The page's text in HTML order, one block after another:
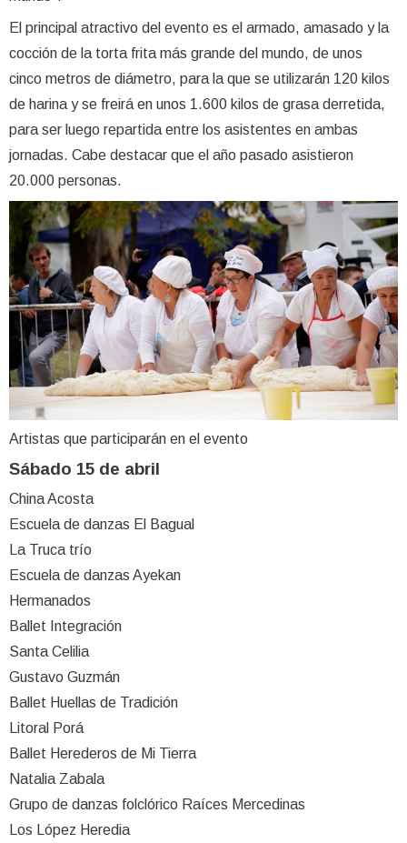
El principal atractivo del evento es el armado, amasado y la
cocción de la torta frita más grande del mundo, de unos
cinco metros de diámetro, para la que se utilizarán 120 kilos
de harina y se freirá en unos 1.600 kilos de grasa derretida,
para ser luego repartida entre los asistentes en ambas
jornadas. Cabe destacar que el año pasado asistieron
20.000 personas.
Artistas que participarán en el evento
Sábado 15 de abril
China Acosta
Escuela de danzas El Bagual
La Truca trío
Escuela de danzas Ayekan
Hermanados
Ballet Integración
Santa Celilia
Gustavo Guzmán
Ballet Huellas de Tradición
Litoral Porá
Ballet Herederos de Mi Tierra
Natalia Zabala
Grupo de danzas folclórico Raíces Mercedinas
Los López Heredia